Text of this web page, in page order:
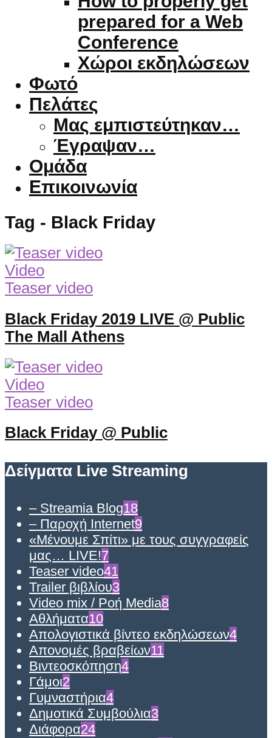
prepared for a Web
Conference
Χώροι εκδηλώσεων
Φωτό
Πελάτες
Μας εμπιστεύτηκαν…
Έγραψαν…
Ομάδα
Επικοινωνία
Tag - Black Friday
Video
Teaser video
Black Friday 2019 LIVE @ Public
The Mall Athens
Video
Teaser video
Black Friday @ Public
Δείγματα Live Streaming
– Streamia Blog18
– Παροχή Internet9
«Μένουμε Σπίτι» με τους συγγραφείς
μας… LIVE!7
Teaser video41
Trailer βιβλίου3
Video mix / Ροή Media8
Αθλήματα10
Απολογιστικά βίντεο εκδηλώσεων4
Απονομές βραβείων11
Βιντεοσκόπηση4
Γάμοι2
Γυμναστήρια4
Δημοτικά Συμβούλια3
Διάφορα24